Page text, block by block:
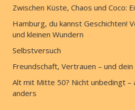
Zwischen Küste, Chaos und Coco:
Hamburg, du kannst Geschichten!
und kleinen Wundern
Selbstversuch
Freundschaft, Vertrauen – und dein
Alt mit Mitte 50? Nicht unbedingt –
anders